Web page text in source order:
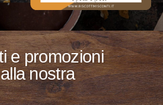
e promozioni
nostra